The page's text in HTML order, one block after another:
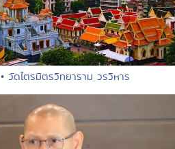
• วัดไตรมิตรวิทยาราม วรวิหาร